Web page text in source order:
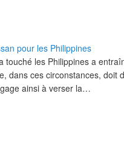
pour les Philippines
touché les Philippines a
dans ces circonstances, doit
ainsi à verser la…